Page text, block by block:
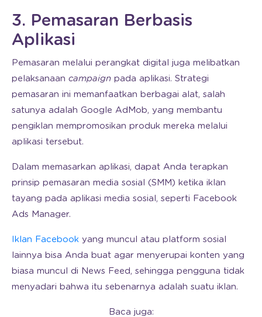
3. Pemasaran Berbasis
Aplikasi
Pemasaran melalui perangkat digital juga melibatkan
pelaksanaan campaign pada aplikasi. Strategi
pemasaran ini memanfaatkan berbagai alat, salah
satunya adalah Google AdMob, yang membantu
pengiklan mempromosikan produk mereka melalui
aplikasi tersebut.
Dalam memasarkan aplikasi, dapat Anda terapkan
prinsip pemasaran media sosial (SMM) ketika iklan
tayang pada aplikasi media sosial, seperti Facebook
Ads Manager.
Iklan Facebook yang muncul atau platform sosial
lainnya bisa Anda buat agar menyerupai konten yang
biasa muncul di News Feed, sehingga pengguna tidak
menyadari bahwa itu sebenarnya adalah suatu iklan.
Baca juga: